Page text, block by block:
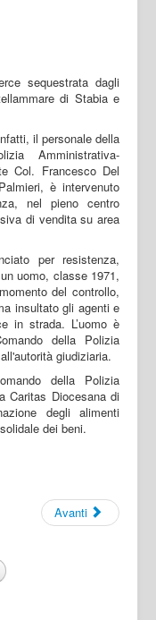
sequestrata dagli
di Stabia e
il personale della
Amministrativa-
Col. Francesco Del
è intervenuto
nel pieno centro
di vendita su area
per resistenza,
uomo, classe 1971,
del controllo,
insultato gli agenti e
in strada. L’uomo è
della Polizia
giudiziaria.
della Polizia
Caritas Diocesana di
degli alimenti
dei beni.
Avanti